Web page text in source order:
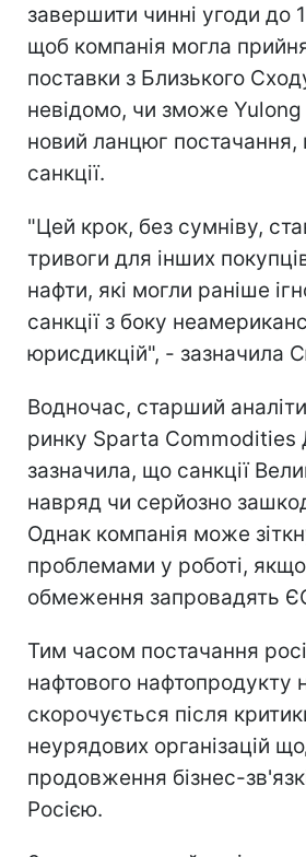
завершити чинні угоди до
щоб компанія могла
поставки з Близького
невідомо, чи зможе Yulong
новий ланцюг постачання,
санкції.
"Цей крок, без сумніву,
тривоги для інших
нафти, які могли раніше
санкції з боку
юрисдикцій", - зазначила
Водночас, старший
ринку Sparta Commodities
зазначила, що санкції
навряд чи серйозно
Однак компанія може
проблемами у роботі, якщо
обмеження запровадять
Тим часом постачання
нафтового нафтопродукту
скорочується після
неурядових організацій
продовження бізнес-
Росією.